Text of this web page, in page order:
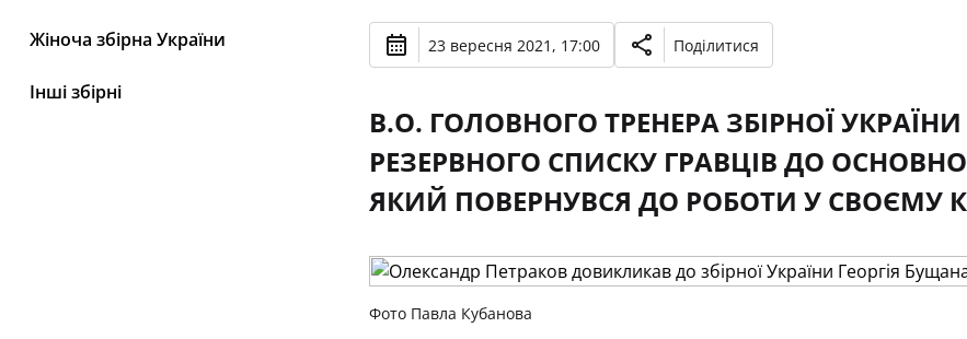
Жіноча збірна України
Інші збірні
23 вересня 2021, 17:00 Поділитися
В.О. ГОЛОВНОГО ТРЕНЕРА ЗБІРНОЇ
РЕЗЕРВНОГО СПИСКУ ГРАВЦІВ ДО
ЯКИЙ ПОВЕРНУВСЯ ДО РОБОТИ У СВОЄМУ
Фото Павла Кубанова